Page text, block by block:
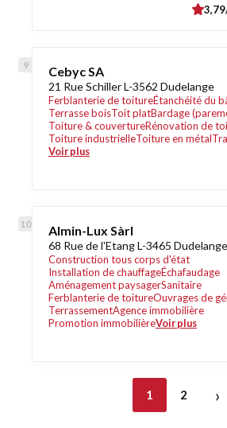
Cebyc SA
21 Rue Schiller L-3562 Dudelange
Ferblanterie de toitureÉtanchéité du
Terrasse boisToit platBardage
Toiture & couvertureRénovation de
Toiture industrielleToiture en métal
Voir plus
Almin-Lux Sàrl
68 Rue de l'Etang L-3465 Dudelange
Construction tous corps d'état
Installation de chauffageÉchafaudage
Aménagement paysagerSanitaire
Ferblanterie de toitureOuvrages de
TerrassementAgence immobilière
Promotion immobilièreVoir plus
1 2 ›